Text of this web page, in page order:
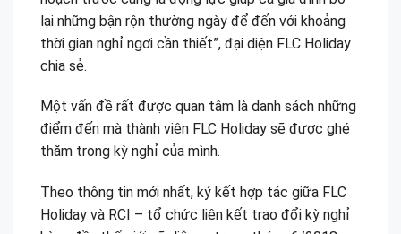
lại những bận rộn thường ngày để đến với khoảng
thời gian nghỉ ngơi cần thiết”, đại diện FLC Holiday
chia sẻ.
Một vấn đề rất được quan tâm là danh sách những
điểm đến mà thành viên FLC Holiday sẽ được ghé
thăm trong kỳ nghỉ của mình.
Theo thông tin mới nhất, ký kết hợp tác giữa FLC
Holiday và RCI – tổ chức liên kết trao đổi kỳ nghỉ